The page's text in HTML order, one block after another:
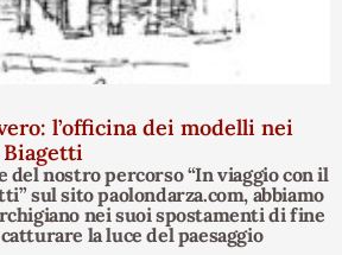
l’officina dei modelli nei
del nostro percorso “In viaggio con il
sul sito paolondarza.com, abbiamo
nei suoi spostamenti di fine
la luce del paesaggio